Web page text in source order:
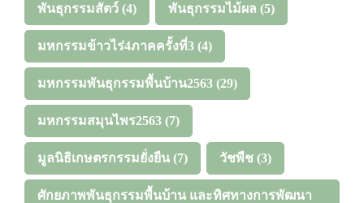
พันธุกรรมสัตว์ (4) พันธุกรรมไม้ผล (5)
มหกรรมข้าวไร่4ภาคครั้งที่3 (4)
มหกรรมพันธุกรรมพื้นบ้าน2563 (29)
มหกรรมสมุนไพร2563 (7)
มูลนิธิเกษตรกรรมยั่งยืน (7) วัชพืช (3)
ศักยภาพพันธุกรรมพื้นบ้าน และทิศทางการพัฒนา